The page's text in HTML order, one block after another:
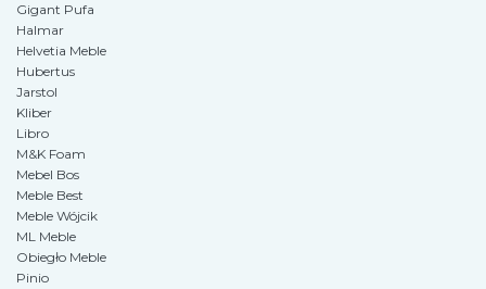
Gigant Pufa
Halmar
Helvetia Meble
Hubertus
Jarstol
Kliber
Libro
M&K Foam
Mebel Bos
Meble Best
Meble Wójcik
ML Meble
Obiegło Meble
Pinio